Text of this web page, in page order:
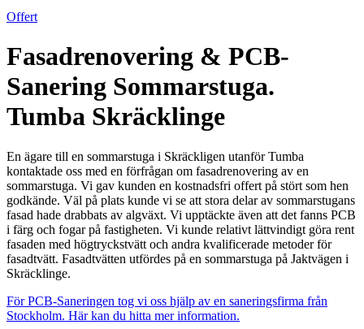
Offert
Fasadrenovering & PCB-
Sanering Sommarstuga.
Tumba Skräcklinge
En ägare till en sommarstuga i Skräckligen utanför Tumba
kontaktade oss med en förfrågan om fasadrenovering av en
sommarstuga. Vi gav kunden en kostnadsfri offert på stört som hen
godkände. Väl på plats kunde vi se att stora delar av sommarstugans
fasad hade drabbats av algväxt. Vi upptäckte även att det fanns PCB
i färg och fogar på fastigheten. Vi kunde relativt lättvindigt göra rent
fasaden med högtryckstvätt och andra kvalificerade metoder för
fasadtvätt. Fasadtvätten utfördes på en sommarstuga på Jaktvägen i
Skräcklinge.
För PCB-Saneringen tog vi oss hjälp av en saneringsfirma från
Stockholm. Här kan du hitta mer information.